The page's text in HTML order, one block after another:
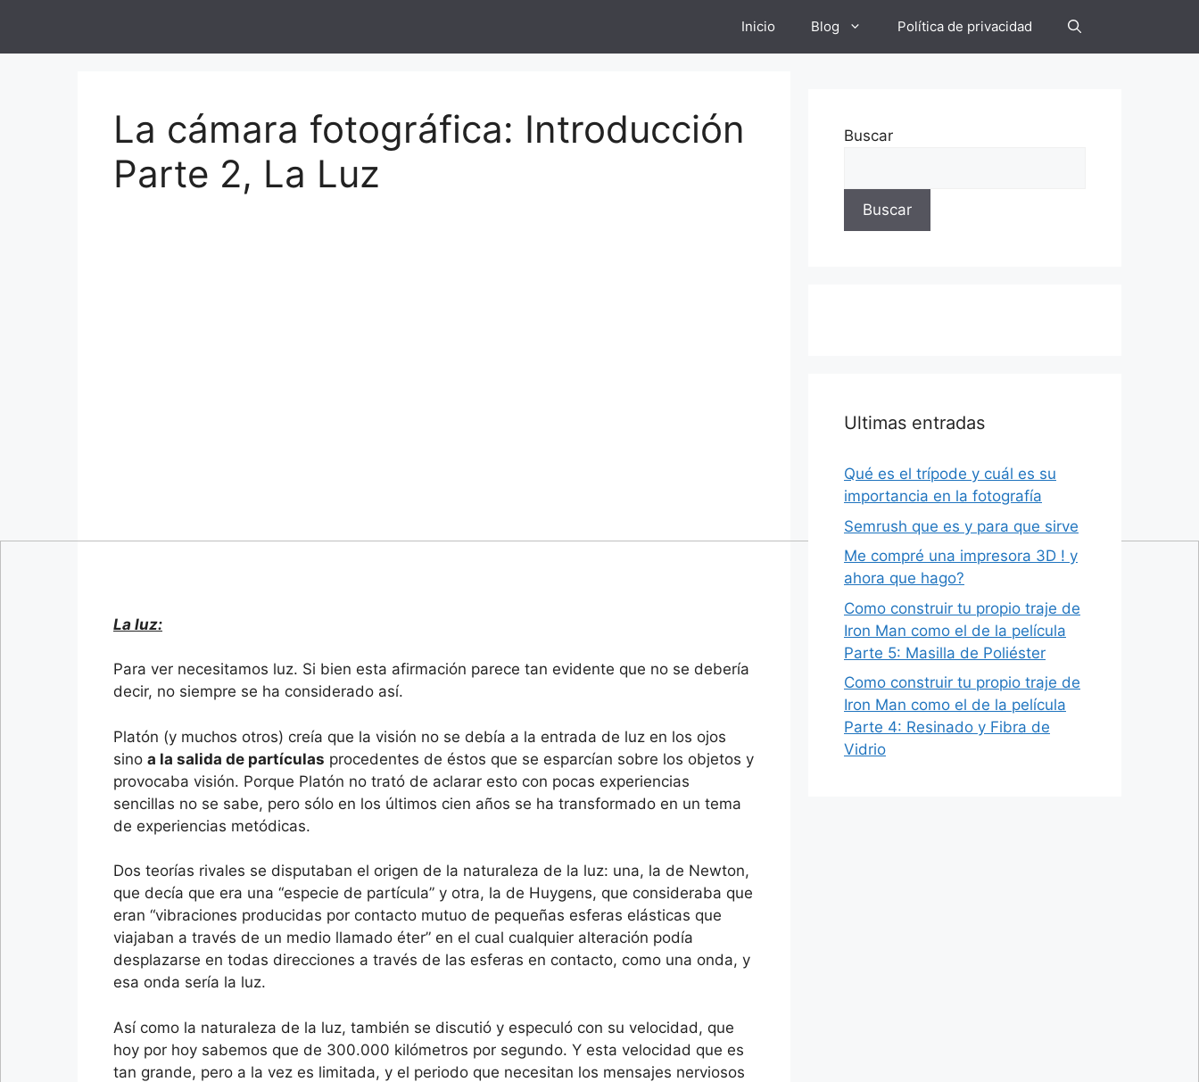
contenido
Inicio Blog Política de privacidad
La cámara fotográfica: Introducción
Parte 2, La Luz
La luz:
Para ver necesitamos luz. Si bien esta afirmación parece tan evidente que no se debería
decir, no siempre se ha considerado así.
Platón (y muchos otros) creía que la visión no se debía a la entrada de luz en los ojos
sino a la salida de partículas procedentes de éstos que se esparcían sobre los objetos y
provocaba visión. Porque Platón no trató de aclarar esto con pocas experiencias
sencillas no se sabe, pero sólo en los últimos cien años se ha transformado en un tema
de experiencias metódicas.
Dos teorías rivales se disputaban el origen de la naturaleza de la luz: una, la de Newton,
que decía que era una “especie de partícula” y otra, la de Huygens, que consideraba que
eran “vibraciones producidas por contacto mutuo de pequeñas esferas elásticas que
viajaban a través de un medio llamado éter” en el cual cualquier alteración podía
desplazarse en todas direcciones a través de las esferas en contacto, como una onda, y
esa onda sería la luz.
Así como la naturaleza de la luz, también se discutió y especuló con su velocidad, que
hoy por hoy sabemos que de 300.000 kilómetros por segundo. Y esta velocidad que es
tan grande, pero a la vez es limitada, y el periodo que necesitan los mensajes nerviosos
Buscar
Buscar
Ultimas entradas
Qué es el trípode y cuál es su
importancia en la fotografía
Semrush que es y para que sirve
Me compré una impresora 3D ! y
ahora que hago?
Como construir tu propio traje de
Iron Man como el de la película
Parte 5: Masilla de Poliéster
Como construir tu propio traje de
Iron Man como el de la película
Parte 4: Resinado y Fibra de
Vidrio